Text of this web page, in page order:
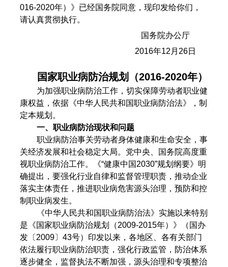
016-2020年）》已经国务院同意，现印发给你们，
请认真贯彻执行。
国务院办公厅
2016年12月26日
国家职业病防治规划（2016-2020年）
为加强职业病防治工作，切实保障劳动者职业健
康权益，依据《中华人民共和国职业病防治法》，制
定本规划。
一、职业病防治现状和问题
职业病防治事关劳动者身体健康和生命安全，事
关经济发展和社会稳定大局。党中央、国务院高度重
视职业病防治工作。《“健康中国2030”规划纲要》明
确提出，要强化行业自律和监督管理职责，推动企业
落实主体责任，推进职业病危害源头治理，预防和控
制职业病发生。
《中华人民共和国职业病防治法》实施以来特别
是《国家职业病防治规划（2009-2015年）》（国办
发〔2009〕43号）印发以来，各地区、各有关部门
依法履行职业病防治职责，强化行政监管，防治体系
逐步健全，监督执法不断加强，源头治理和专项整治